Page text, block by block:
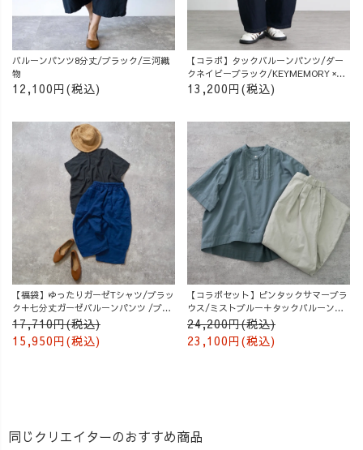
バルーンパンツ8分丈/ブラック/三河織
物
12,100円(税込)
【コラボ】タックバルーンパンツ/ダー
クネイビーブラック/KEYMEMORY ×
UZUiRO
13,200円(税込)
【福袋】ゆったりガーゼTシャツ/ブラッ
ク＋七分丈ガーゼバルーンパンツ /ブル
ー
17,710円(税込)
15,950円(税込)
【コラボセット】ピンタックサマーブラ
ウス/ミストブルー＋タックバルーンパ
ンツ/グレージュ
24,200円(税込)
23,100円(税込)
同じクリエイターのおすすめ商品